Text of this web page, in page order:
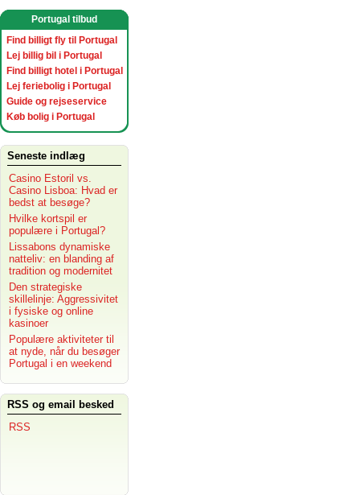
Portugal tilbud
Find billigt fly til Portugal
Lej billig bil i Portugal
Find billigt hotel i Portugal
Lej feriebolig i Portugal
Guide og rejseservice
Køb bolig i Portugal
Seneste indlæg
Casino Estoril vs.
Casino Lisboa: Hvad er
bedst at besøge?
Hvilke kortspil er
populære i Portugal?
Lissabons dynamiske
natteliv: en blanding af
tradition og modernitet
Den strategiske
skillelinje: Aggressivitet
i fysiske og online
kasinoer
Populære aktiviteter til
at nyde, når du besøger
Portugal i en weekend
RSS og email besked
RSS